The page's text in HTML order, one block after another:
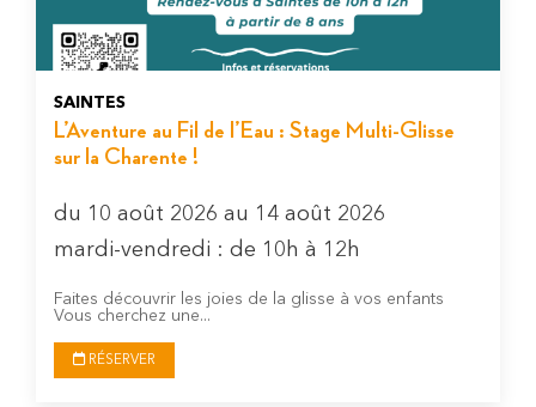
SAINTES
L’Aventure au Fil de l’Eau : Stage Multi-Glisse
sur la Charente !
du 10 août 2026 au 14 août 2026
mardi-vendredi : de 10h à 12h
Faites découvrir les joies de la glisse à vos enfants
Vous cherchez une...
RÉSERVER